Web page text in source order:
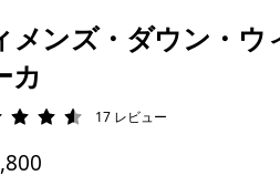
メンズ・ダウン・ウ
カ
評価: 4.6 / 5
17 レビュー